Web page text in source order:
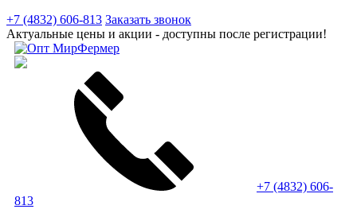
+7 (4832) 606-813 Заказать звонок
Актуальные цены и акции - доступны после регистрации!
+7 (4832) 606-
813